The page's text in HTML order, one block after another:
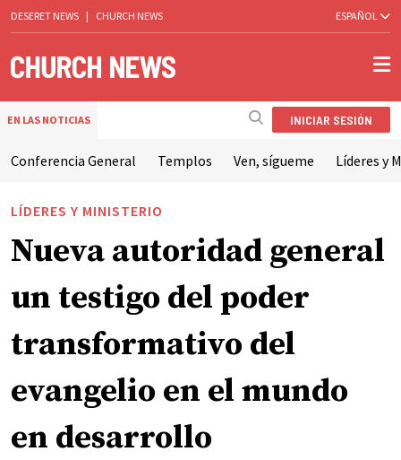
DESERET NEWS | CHURCH NEWS ESPAÑOL
EN LAS NOTICIAS INICIAR SESIÓN
Conferencia General Templos Ven, sígueme Líderes y
LÍDERES Y MINISTERIO
Nueva autoridad general
un testigo del poder
transformativo del
evangelio en el mundo
en desarrollo